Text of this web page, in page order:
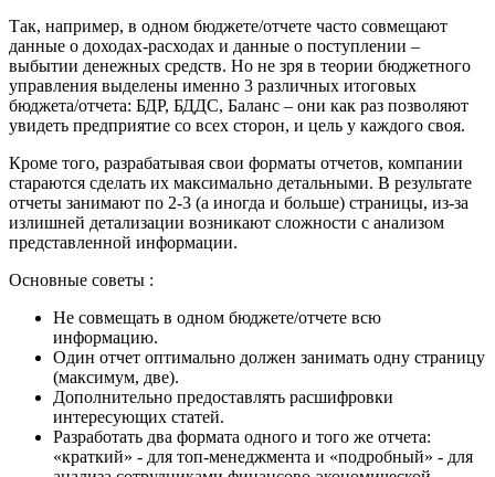
Так, например, в одном бюджете/отчете часто совмещают
данные о доходах-расходах и данные о поступлении –
выбытии денежных средств. Но не зря в теории бюджетного
управления выделены именно 3 различных итоговых
бюджета/отчета: БДР, БДДС, Баланс – они как раз позволяют
увидеть предприятие со всех сторон, и цель у каждого своя.
Кроме того, разрабатывая свои форматы отчетов, компании
стараются сделать их максимально детальными. В результате
отчеты занимают по 2-3 (а иногда и больше) страницы, из-за
излишней детализации возникают сложности с анализом
представленной информации.
Основные советы :
Не совмещать в одном бюджете/отчете всю
информацию.
Один отчет оптимально должен занимать одну страницу
(максимум, две).
Дополнительно предоставлять расшифровки
интересующих статей.
Разработать два формата одного и того же отчета:
«краткий» - для топ-менеджмента и «подробный» - для